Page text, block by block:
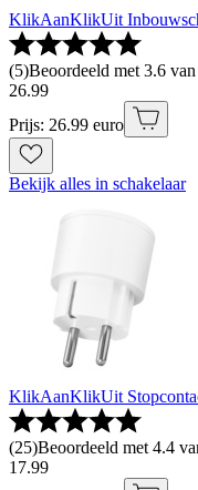
KlikAanKlikUit
(5)Beoordeeld met 3.6
26.99
Prijs: 26.99 euro
Bekijk alles in schakelaar
KlikAanKlikUit
(25)Beoordeeld met 4.4
17.99